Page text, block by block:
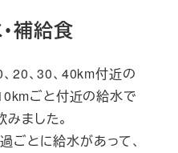
補給食
20、30、40km付近の
ごと付近の給水で
ました。
ごとに給水があって、